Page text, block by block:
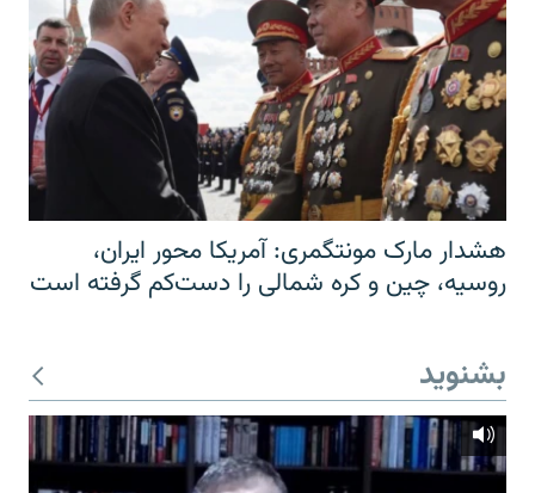
هشدار مارک مونتگمری: آمریکا محور ایران،
روسیه، چین و کره شمالی را دست‌کم گرفته است
بشنوید